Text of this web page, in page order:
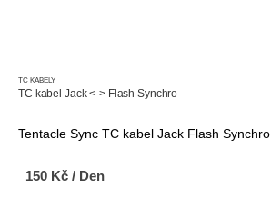
TC KABELY
TC kabel Jack <-> Flash Synchro
Tentacle Sync TC kabel Jack Flash Synchro
150 Kč / Den